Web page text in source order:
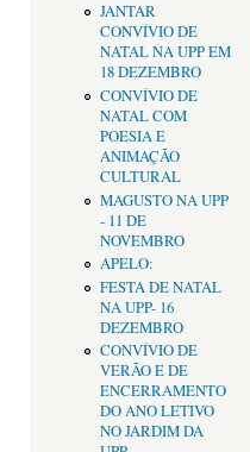
JANTAR
CONVÍVIO DE
NATAL NA UPP EM
18 DEZEMBRO
CONVÍVIO DE
NATAL COM
POESIA E
ANIMAÇÃO
CULTURAL
MAGUSTO NA UPP
- 11 DE
NOVEMBRO
APELO:
FESTA DE NATAL
NA UPP- 16
DEZEMBRO
CONVÍVIO DE
VERÃO E DE
ENCERRAMENTO
DO ANO LETIVO
NO JARDIM DA